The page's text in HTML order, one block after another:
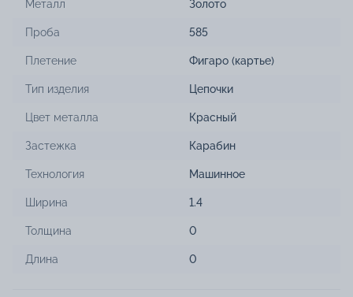
Металл Золото
Проба 585
Плетение Фигаро (картье)
Тип изделия Цепочки
Цвет металла Красный
Застежка Карабин
Технология Машинное
Ширина 1.4
Толщина 0
Длина 0